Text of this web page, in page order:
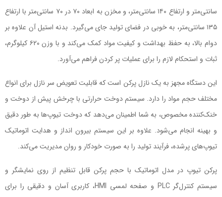
سانتی‌متر و ارتفاع ۱۴۰ سانتی‌متر، و مخزن به ابعاد ۷۰ در ۷۰ سانتی‌متر با ارتفاع
۱۳۵ سانتی‌متر، به خوبی در فضای تولید جای می‌گیرد. بدنه استیل آن علاوه بر
دوام بالا، به حفظ بهداشت و کیفیت مواد کمک می‌کند و با وزن ۶۲۰ کیلوگرم،
ثبات و استحکام لازم را برای عملیات پر کردن فراهم می‌آورد.
این دستگاه مجهز به یک نازل پرکن است که قابلیت تعویض سر نازل برای انواع
مختلف حجم مواد را دارد. سیستم دوخت حرارتی با چرخش پیش از دوخت و
خنک‌کننده مخصوص، به شما اطمینان می‌دهد که دوخت تیوپ‌ها به طور دقیق
و بهینه انجام می‌شود. علاوه بر این سیستم بیرون انداز و هدایت اتوماتیک
تیوپ‌های پرشده، فرآیند تولید را به صورت خودکار و روان مدیریت می‌کند.
پرکن تیوپ در مدل اتوماتیک با حجم پرکن قابل تنظیم از روی نمایشگر و
سیستم کنترل‌گر PLC و صفحه لمسی HMI، کاربری آسان و دقیقی را برای